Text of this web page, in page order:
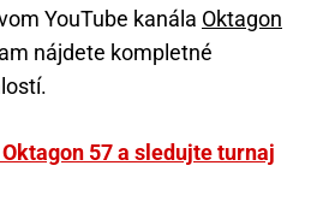
YouTube kanála Oktagon
nájdete kompletné
57 a sledujte turnaj